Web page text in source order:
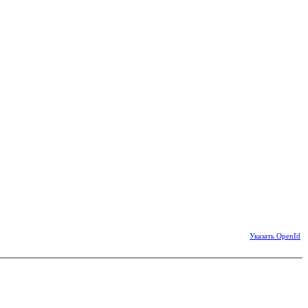
Указать OpenId